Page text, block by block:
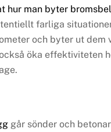
hur man byter
farliga
och byter ut dem
öka effektiviteten
går sönder och